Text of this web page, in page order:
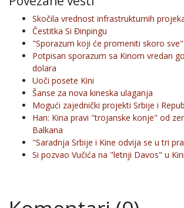
Skočila vrednost infrastrukturnih
Čestitka Si Đinpingu
"Sporazum koji će promeniti skoro sve"
Potpisan sporazum sa Kinom vredan
dolara
Uoči posete Kini
Šanse za nova kineska ulaganja
Mogući zajednički projekti Srbije i
Han: Kina pravi "trojanske konje" od
Balkana
"Saradnja Srbije i Kine odvija se u tri
Si pozvao Vučića na "letnji Davos" u Kini